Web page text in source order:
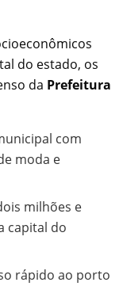
do estado, os
da Prefeitura
com
moda e
milhões e
capital do
rápido ao porto